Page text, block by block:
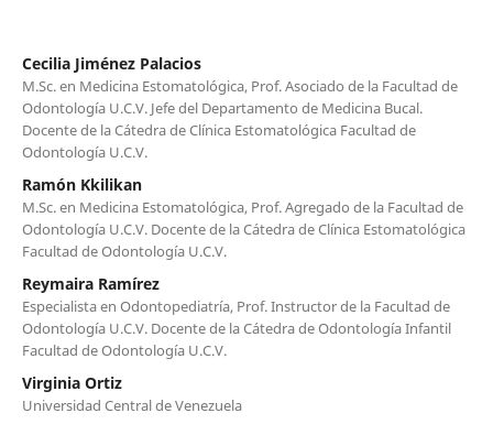
Cecilia Jiménez Palacios
M.Sc. en Medicina Estomatológica, Prof. Asociado de la Facultad de
Odontología U.C.V. Jefe del Departamento de Medicina Bucal.
Docente de la Cátedra de Clínica Estomatológica Facultad de
Odontología U.C.V.
Ramón Kkilikan
M.Sc. en Medicina Estomatológica, Prof. Agregado de la Facultad de
Odontología U.C.V. Docente de la Cátedra de Clínica Estomatológica
Facultad de Odontología U.C.V.
Reymaira Ramírez
Especialista en Odontopediatría, Prof. Instructor de la Facultad de
Odontología U.C.V. Docente de la Cátedra de Odontología Infantil
Facultad de Odontología U.C.V.
Virginia Ortiz
Universidad Central de Venezuela